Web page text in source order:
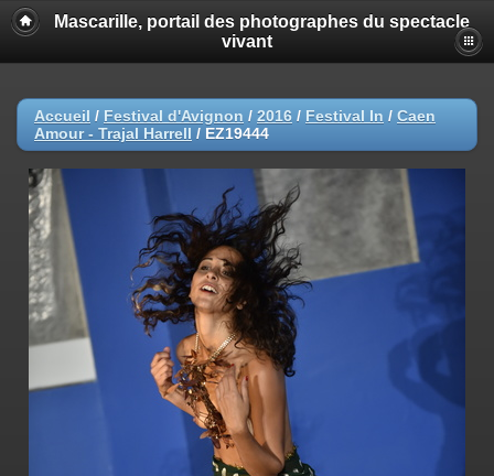
Mascarille, portail des photographes du spectacle
vivant
Accueil / Festival d'Avignon / 2016 / Festival In / Caen
Amour - Trajal Harrell / EZ19444